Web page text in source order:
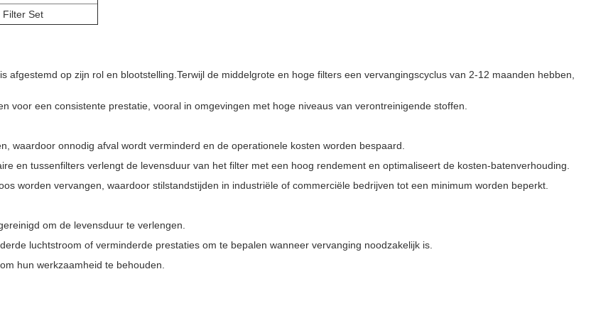
Filter Set
op zijn rol en blootstelling.Terwijl de middelgrote en hoge filters een vervangingscyclus van 2-12 maanden hebben,
voor een consistente prestatie, vooral in omgevingen met hoge niveaus van verontreinigende stoffen.
waardoor onnodig afval wordt verminderd en de operationele kosten worden bespaard.
en tussenfilters verlengt de levensduur van het filter met een hoog rendement en optimaliseert de kosten-batenverhouding.
worden vervangen, waardoor stilstandstijden in industriële of commerciële bedrijven tot een minimum worden beperkt.
om de levensduur te verlengen.
luchtstroom of verminderde prestaties om te bepalen wanneer vervanging noodzakelijk is.
hun werkzaamheid te behouden.